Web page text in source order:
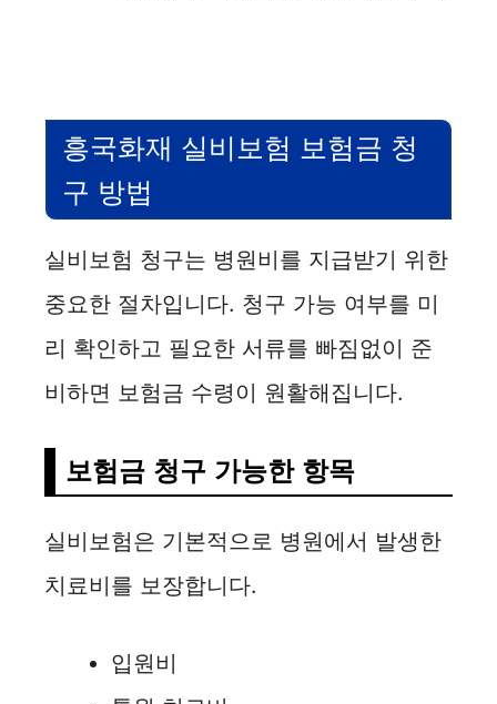
흥국화재 실비보험 보험금 청
구 방법
실비보험 청구는 병원비를 지급받기 위한
중요한 절차입니다. 청구 가능 여부를 미
리 확인하고 필요한 서류를 빠짐없이 준
비하면 보험금 수령이 원활해집니다.
보험금 청구 가능한 항목
실비보험은 기본적으로 병원에서 발생한
치료비를 보장합니다.
입원비